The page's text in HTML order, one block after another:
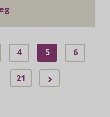
over Onderpand
4 5 6
21 ›